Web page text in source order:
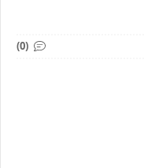
(0)